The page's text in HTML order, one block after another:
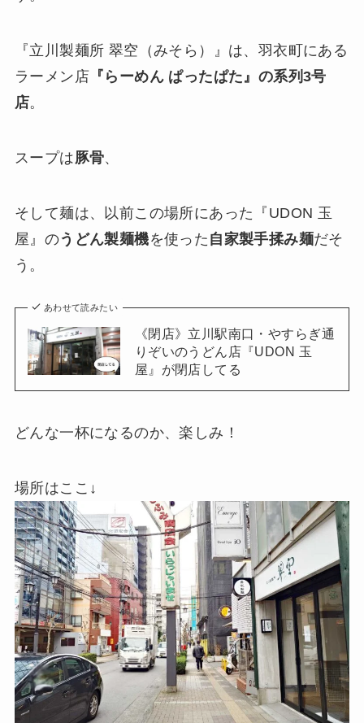
『立川製麺所 翠空（みそら）』は、羽衣町にある
ラーメン店『らーめん ぱったぱた』の系列3号
店。
スープは豚骨、
そして麺は、以前この場所にあった『UDON 玉
屋』のうどん製麺機を使った 自家製手揉み麺だそ
う。
あわせて読みたい
《閉店》立川駅南口・やすらぎ通
りぞいのうどん店『UDON 玉
屋』が閉店してる
どんな一杯になるのか、楽しみ！
場所はここ↓